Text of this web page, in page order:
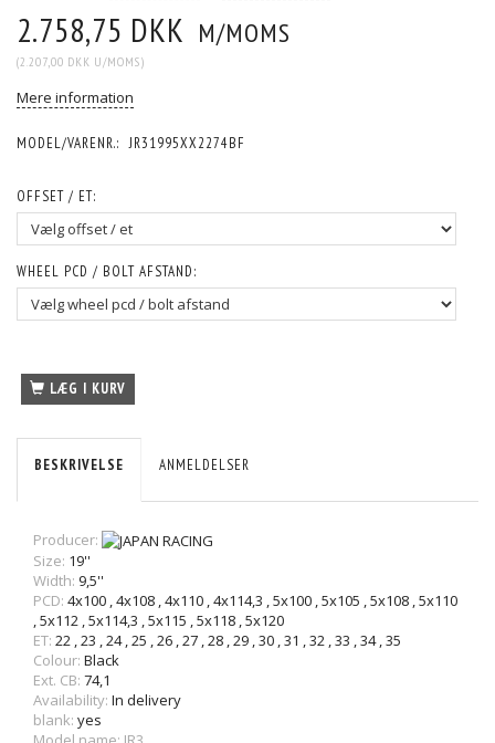
2.758,75 DKK M/MOMS
(2.207,00 DKK U/MOMS)
Mere information
MODEL/VARENR.: JR31995XX2274BF
OFFSET / ET:
WHEEL PCD / BOLT AFSTAND:
LÆG I KURV
BESKRIVELSE ANMELDELSER
Producer:
Size: 19''
Width: 9,5''
PCD: 4x100 ,4x108 ,4x110 ,4x114,3 ,5x100 ,5x105 ,5x108 ,5x110
,5x112 ,5x114,3 ,5x115 ,5x118 ,5x120
ET: 22 ,23 ,24,25 ,26 ,27 ,28 ,29 ,30 ,31 ,32 ,33 ,34,35
Colour: Black
Ext. CB: 74,1
Availability: In delivery
blank: yes